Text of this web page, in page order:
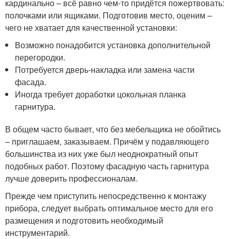
кардинально – всё равно чем-то придётся пожертвовать:
полочками или ящиками. Подготовив место, оценим –
чего не хватает для качественной установки:
Возможно понадобится установка дополнительной
перегородки.
Потребуется дверь-накладка или замена части
фасада.
Иногда требует доработки цокольная планка
гарнитура.
В общем часто бывает, что без мебельщика не обойтись
– приглашаем, заказываем. Причём у подавляющего
большинства из них уже был неоднократный опыт
подобных работ. Поэтому фасадную часть гарнитура
лучше доверить профессионалам.
Прежде чем приступить непосредственно к монтажу
прибора, следует выбрать оптимальное место для его
размещения и подготовить необходимый
инструментарий.